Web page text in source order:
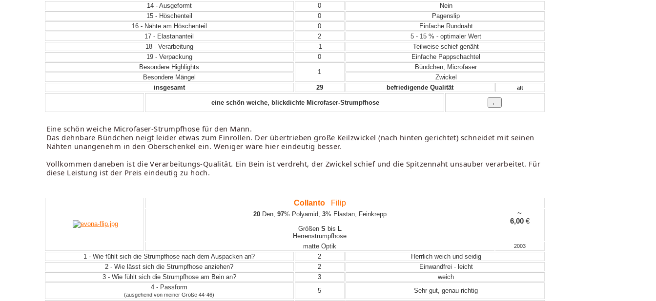
14 - Ausgeformt
0
Nein
15 - Höschenteil
0
Pagenslip
16 - Nähte am Höschenteil
0
Einfache Rundnaht
17 - Elastananteil
2
5 - 15 % - optimaler Wert
18 - Verarbeitung
-1
Teilweise schief genäht
19 - Verpackung
0
Einfache Pappschachtel
Besondere Highlights
1
Bündchen, Microfaser
Besondere Mängel
Zwickel
insgesamt
29 befriedigende Qualität alt
eine schön weiche, blickdichte Microfaser-Strumpfhose
Eine schön weiche Microfaser-Strumpfhose für den Mann.
Das dehnbare Bündchen neigt leider etwas zum Einrollen. Der übertrieben große Keilzwickel (nach hinten gerichtet) schneidet mit seinen
Nähten unangenehm in den Oberschenkel ein. Weniger wäre hier eindeutig besser.
Vollkommen daneben ist die Verarbeitungs-Qualität. Ein Bein ist verdreht, der Zwickel schief und die Spitzennaht unsauber verarbeitet. Für
diese Leistung ist der Preis eindeutig zu hoch.
CollantoFilip
20Den, 97% Polyamid, 3% Elastan, Feinkrepp
Größen S bis L
Herrenstrumpfhose
~
6,00€
matte Optik 2003
1 - Wie fühlt sich die Strumpfhose nach dem Auspacken an? 2
Herrlich weich und seidig
2 - Wie lässt sich die Strumpfhose anziehen?
2
Einwandfrei - leicht
3 - Wie fühlt sich die Strumpfhose am Bein an?
3
weich
4 - Passform
(ausgehend von meiner Größe 44-46)
5 Sehr gut, genau richtig